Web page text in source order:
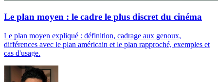
Le plan moyen : le cadre le plus discret du cinéma
Le plan moyen expliqué : définition, cadrage aux genoux,
différences avec le plan américain et le plan rapproché, exemples et
cas d'usage.